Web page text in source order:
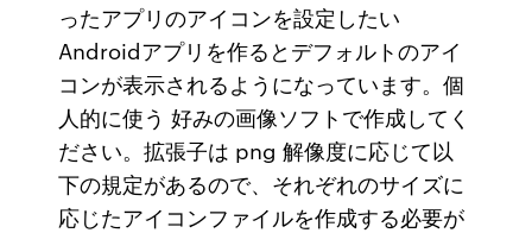
ったアプリのアイコンを設定したい
Androidアプリを作るとデフォルトのアイ
コンが表示されるようになっています。個
人的に使う 好みの画像ソフトで作成してく
ださい。拡張子は png 解像度に応じて以
下の規定があるので、それぞれのサイズに
応じたアイコンファイルを作成する必要が